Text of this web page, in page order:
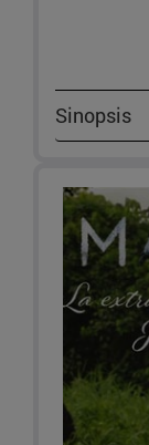
Sinopsis